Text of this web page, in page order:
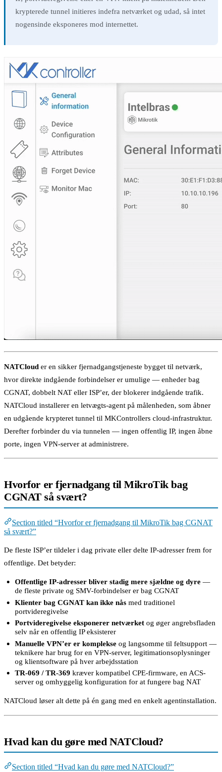
krypterede tunnel initieres indefra netværket og udad, så intet
nogensinde eksponeres mod internettet.
NATCloud er en sikker fjernadgangstjeneste bygget til netværk,
hvor direkte indgående forbindelser er umulige — enheder bag
CGNAT, dobbelt NAT eller ISP’er, der blokerer indgående trafik.
NATCloud installerer en letvægts-agent på målenheden, som åbner
en udgående krypteret tunnel til MKControllers cloud-infrastruktur.
Derefter forbinder du via tunnelen — ingen offentlig IP, ingen åbne
porte, ingen VPN-server at administrere.
Hvorfor er fjernadgang til MikroTik bag
CGNAT så svært?
Section titled “Hvorfor er fjernadgang til MikroTik bag CGNAT
så svært?”
De fleste ISP’er tildeler i dag private eller delte IP-adresser frem for
offentlige. Det betyder:
Offentlige IP-adresser bliver stadig mere sjældne og dyre —
de fleste private og SMV-forbindelser er bag CGNAT
Klienter bag CGNAT kan ikke nås med traditionel
portvideregivelse
Portvideregivelse eksponerer netværket og øger angrebsfladen
selv når en offentlig IP eksisterer
Manuelle VPN’er er komplekse og langsomme til feltsupport —
teknikere har brug for en VPN-server, legitimationsoplysninger
og klientsoftware på hver arbejdsstation
TR-069 / TR-369 kræver kompatibel CPE-firmware, en ACS-
server og omhyggelig konfiguration for at fungere bag NAT
NATCloud løser alt dette på én gang med en enkelt agentinstallation.
Hvad kan du gøre med NATCloud?
Section titled “Hvad kan du gøre med NATCloud?”